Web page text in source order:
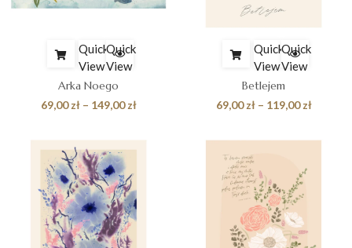
Quick
View
Quick
View
Arka Noego
69,00zł – 149,00złZakres
69,00 zł
Quick
View
Quick
View
Betlejem
69,00zł – 119,00złZakres